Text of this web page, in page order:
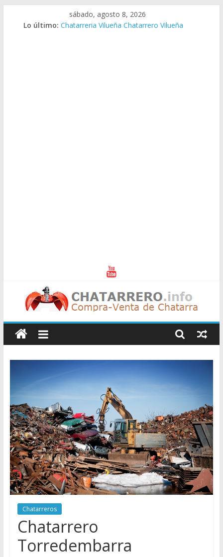
sábado, agosto 8, 2026
Lo último: Chatarreria Vilueña Chatarrero Vilueña
Chatarreros
–
Precio
de
Chatarra
Directorio
de
Chatarreros
para
vender
Chatarra
Chatarreros
Chatarrero
Torredembarra